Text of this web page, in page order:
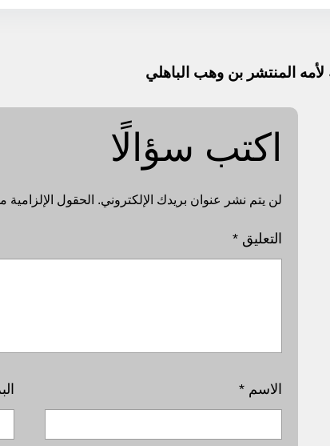
لأمه المنتشر بن وهب الباهلي
اكتب سؤالًا
لن يتم نشر عنوان بريدك الإلكتروني. الحقول الإلزامية
التعليق *
الاسم *